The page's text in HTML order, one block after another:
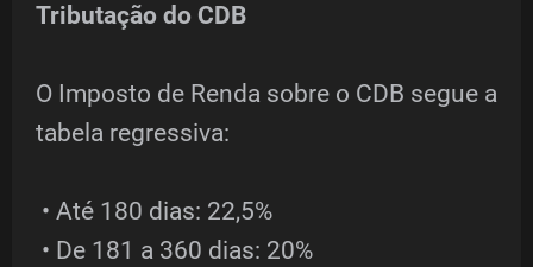
Tributação do CDB
O Imposto de Renda sobre o CDB segue a
tabela regressiva:
• Até 180 dias: 22,5%
• De 181 a 360 dias: 20%